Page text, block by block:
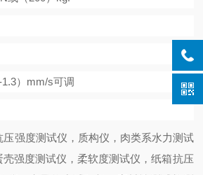
）mm/s可调
压强度测试仪，质构仪，肉类系水力测试
强度测试仪，柔软度测试仪，纸箱抗压